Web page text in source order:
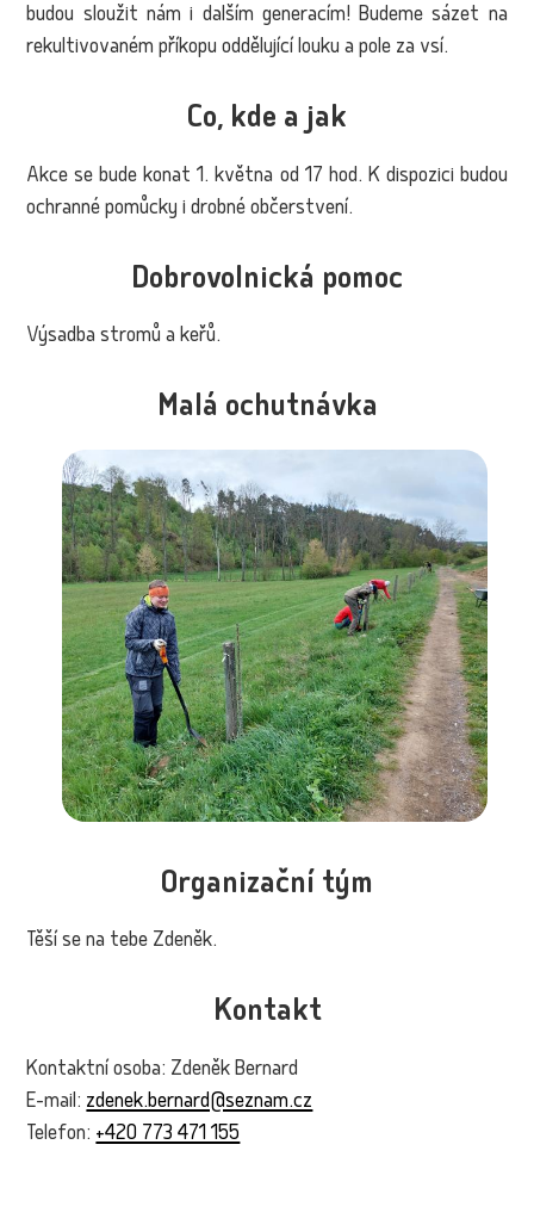
budou sloužit nám i dalším generacím! Budeme sázet na
rekultivovaném příkopu oddělující louku a pole za vsí.
Co, kde a jak
Akce se bude konat 1. května od 17 hod. K dispozici budou
ochranné pomůcky i drobné občerstvení.
Dobrovolnická pomoc
Výsadba stromů a keřů.
Malá ochutnávka
Organizační tým
Těší se na tebe Zdeněk.
Kontakt
Kontaktní osoba: Zdeněk Bernard
E-mail: zdenek.bernard@seznam.cz
Telefon: +420 773 471 155